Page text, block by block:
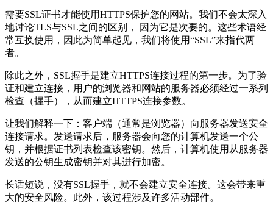
需要SSL证书才能使用HTTPS保护您的网站。我们不会太深入
地讨论TLS与SSL之间的区别， 因为它是次要的。这些术语经
常互换使用，因此为简单起见，我们将使用“SSL”来指代两
者。
除此之外，SSL握手是建立HTTPS连接过程的第一步。为了验
证和建立连接，用户的浏览器和网站的服务器必须经过一系列
检查（握手），从而建立HTTPS连接参数。
让我们解释一下：客户端（通常是浏览器）向服务器发送安全
连接请求。发送请求后，服务器会向您的计算机发送一个公
钥，并根据证书列表检查该密钥。然后，计算机使用从服务器
发送的公钥生成密钥并对其进行加密。
长话短说，没有SSL握手，就不会建立安全连接。这会带来重
大的安全风险。此外，该过程涉及许多活动部件。